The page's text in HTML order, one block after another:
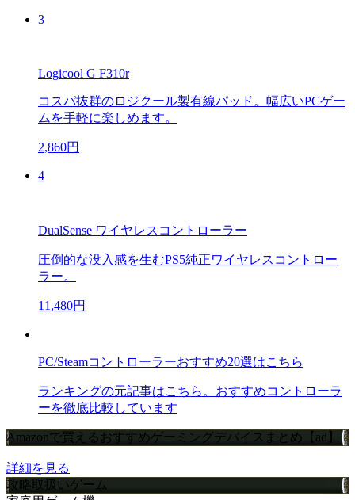
3
Logicool G F310r
コスパ抜群のロジクール製有線パッド。幅広いPCゲー
ムを手軽に楽しめます。
2,860円
4
DualSense ワイヤレスコントローラー
圧倒的な没入感を生むPS5純正ワイヤレスコントロー
ラー。
11,480円
PC/Steamコントローラーおすすめ20選はこちら
ランキングの元記事はこちら。おすすめコントローラ
ーを徹底比較しています
Amazonで買えるおすすめゲーミングデバイスまとめ【ad】
詳細を見る
攻略取扱いゲーム